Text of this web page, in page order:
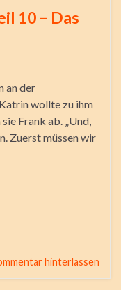
10 – Das
an der
wollte zu ihm
Frank ab. „Und,
Zuerst müssen wir
hinterlassen